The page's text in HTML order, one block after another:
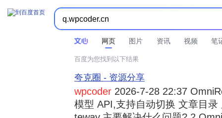
网页 图片 资讯 视频 笔
时间不限  所有网页和文件  站点内检索 
百度为您找到以下结果
夸克圈 - 资源分享
wpcoder 2026-7-28 22:37
模型 API,支持自动切换 文章目